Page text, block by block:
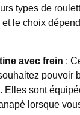
types de
le choix
avec frein :
pouvoir
Elles sont
lorsque